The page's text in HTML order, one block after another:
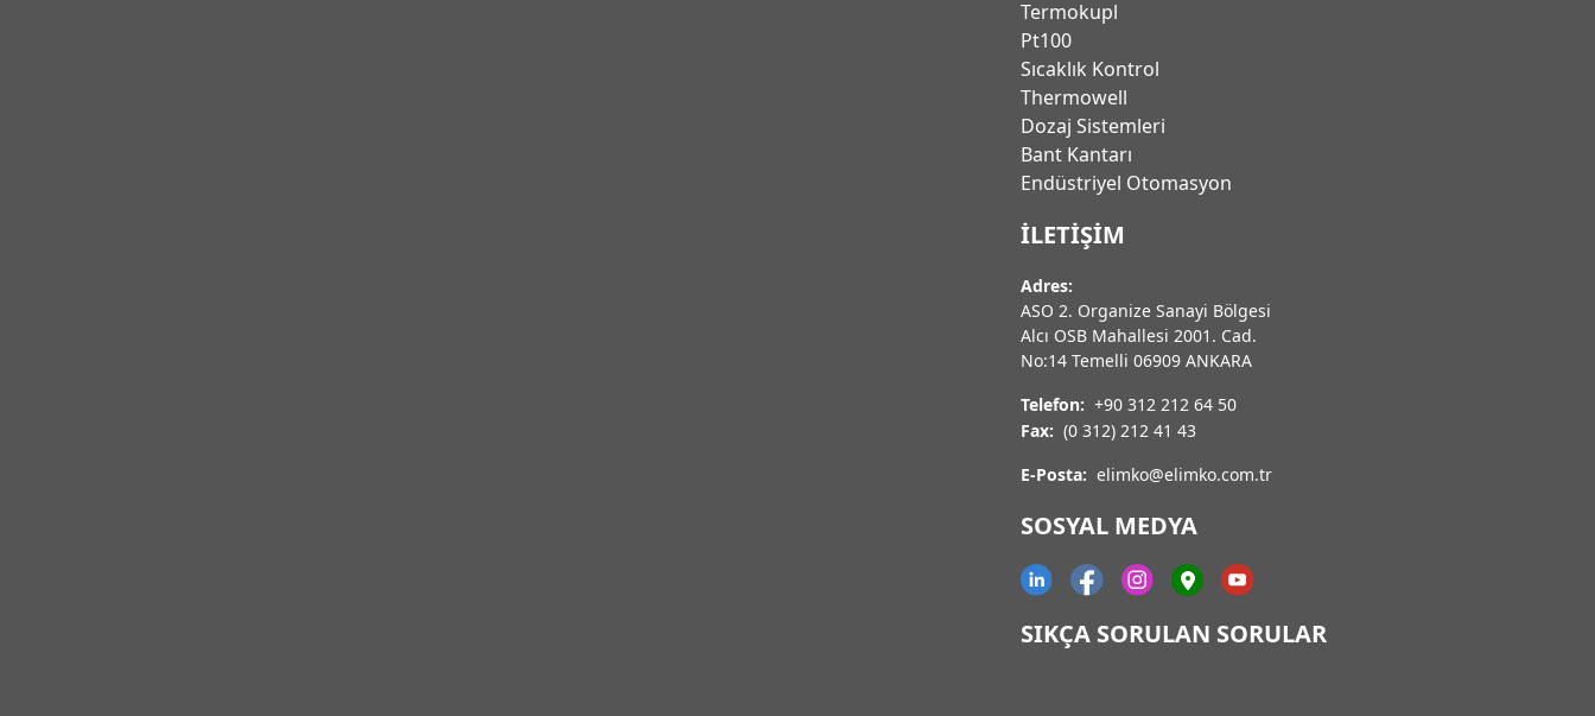
Termokupl
Pt100
Sıcaklık Kontrol
Thermowell
Dozaj Sistemleri
Bant Kantarı
Endüstriyel Otomasyon
İLETIŞIM
Adres:
ASO 2. Organize Sanayi Bölgesi
Alcı OSB Mahallesi 2001. Cad.
No:14 Temelli 06909 ANKARA
Telefon: +90 312 212 64 50
Fax: (0 312) 212 41 43
E-Posta: elimko@elimko.com.tr
SOSYAL MEDYA
SIKÇA SORULAN SORULAR